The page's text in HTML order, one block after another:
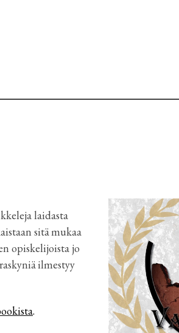
laidasta
sitä mukaa
opiskelijoista jo
ilmestyy
.